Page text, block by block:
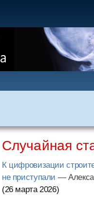
Случайная
К цифровизации
не приступали —
(26 марта 2026)